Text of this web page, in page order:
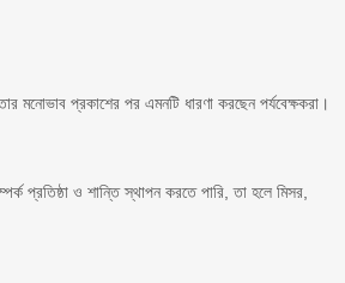
মনোভাব প্রকাশের পর এমনটি ধারণা করছেন পর্যবেক্ষকরা।
প্রতিষ্ঠা ও শান্তি স্থাপন করতে পারি, তা হলে মিসর,